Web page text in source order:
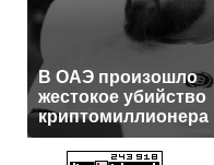
В ОАЭ произошло
жестокое убийство
криптомиллионера